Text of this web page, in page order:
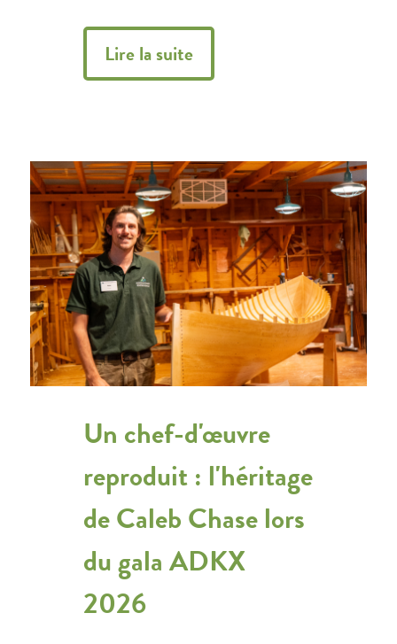
Lire la suite
Un chef-d'œuvre
reproduit : l'héritage
de Caleb Chase lors
du gala ADKX
2026